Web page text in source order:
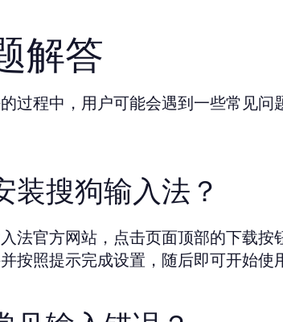
解答
过程中，用户可能会遇到一些常见
装搜狗输入法？
法官方网站，点击页面顶部的下载
按照提示完成设置，随后即可开始使